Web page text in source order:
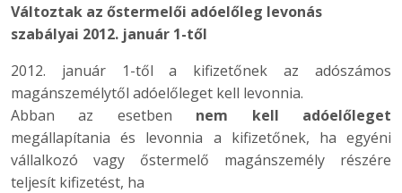
Változtak az őstermelői adóelőleg levonás
szabályai 2012. január 1-től
2012. január 1-től a kifizetőnek az adószámos
magánszemélytől adóelőleget kell levonnia.
Abban az esetben nem kell adóelőleget
megállapítania és levonnia a kifizetőnek, ha egyéni
vállalkozó vagy őstermelő magánszemély részére
teljesít kifizetést, ha